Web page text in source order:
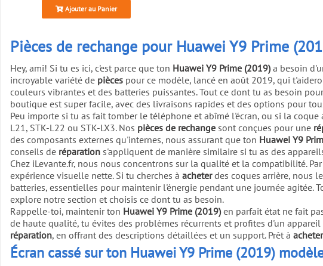
Ajouter au Panier
Pièces de rechange pour Huawei Y9 Prime
Hey, ami! Si tu es ici, c'est parce que ton Huawei Y9 Prime (2019)a besoin
incroyable variété de pièces pour ce modèle, lancé en août 2019, qui
couleurs vibrantes et des batteries puissantes. Tout ce dont tu as besoin
boutique est super facile, avec des livraisons rapides et des options pour
Peu importe si tu as fait tomber le téléphone et abîmé l'écran, ou si la
L21, STK-L22 ou STK-LX3. Nos pièces de rechange sont conçues pour une
des composants externes qu'internes, nous assurant que ton Huawei Y9
conseils de réparation s'appliquent de manière similaire si tu as des
Chez iLevante.fr, nous nous concentrons sur la qualité et la compatibilité.
expérience visuelle nette. Si tu cherches à acheterdes coques arrière, nous
batteries, essentielles pour maintenir l'énergie pendant une journée agitée.
explore notre section et choisis ce dont tu as besoin.
Rappelle-toi, maintenir ton Huawei Y9 Prime (2019)en parfait état ne fait
de haute qualité, tu évites des problèmes récurrents et profites d'un
réparation, en offrant des descriptions détaillées et un support. Prêt à acheter
Écran cassé sur ton Huawei Y9 Prime (2019)